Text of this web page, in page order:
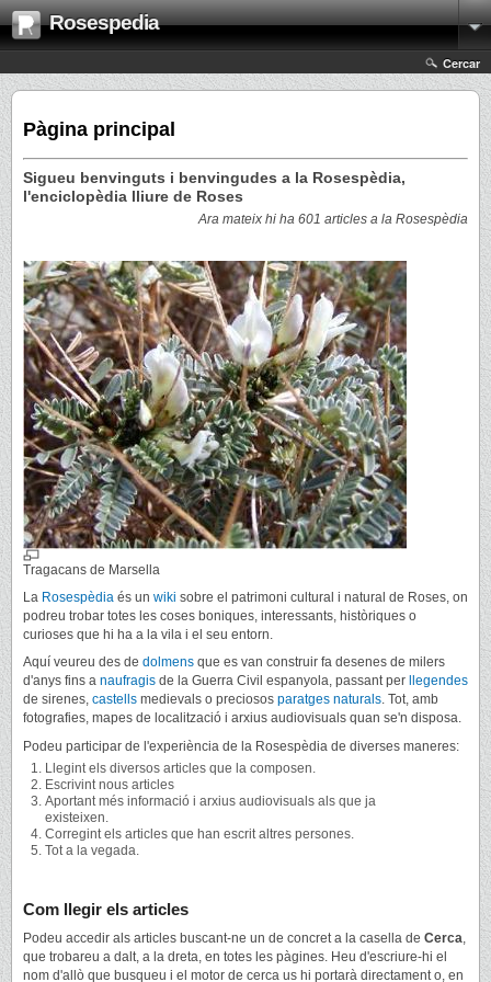
Rosespedia
Cercar
Pàgina principal
Sigueu benvinguts i benvingudes a la Rosespèdia,
l'enciclopèdia lliure de Roses
Ara mateix hi ha 601 articles a la Rosespèdia
Tragacans de Marsella
La Rosespèdia és un wiki sobre el patrimoni cultural i natural de Roses, on
podreu trobar totes les coses boniques, interessants, històriques o
curioses que hi ha a la vila i el seu entorn.
Aquí veureu des de dolmens que es van construir fa desenes de milers
d'anys fins a naufragis de la Guerra Civil espanyola, passant per
llegendes
de sirenes, castells medievals o preciosos paratges naturals. Tot, amb
fotografies, mapes de localització i arxius audiovisuals quan se'n disposa.
Podeu participar de l'experiència de la Rosespèdia de diverses maneres:
Llegint els diversos articles que la composen.
Escrivint nous articles
Aportant més informació i arxius audiovisuals als que ja
existeixen.
Corregint els articles que han escrit altres persones.
Tot a la vegada.
Com llegir els articles
Podeu accedir als articles buscant-ne un de concret a la casella de Cerca,
que trobareu a dalt, a la dreta, en totes les pàgines. Heu d'escriure-hi el
nom d'allò que busqueu i el motor de cerca us hi portarà directament o, en